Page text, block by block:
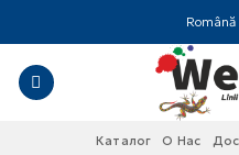
to
content
Română
Каталог О Нас